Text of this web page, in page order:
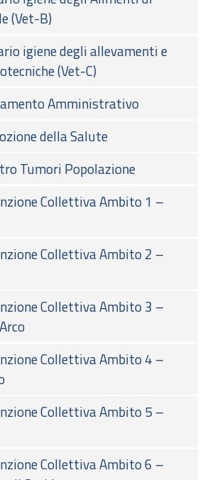
(Vet-B)
igiene degli allevamenti e
(Vet-C)
Amministrativo
della Salute
Tumori Popolazione
Collettiva Ambito 1 –
Collettiva Ambito 2 –
Collettiva Ambito 3 –
Collettiva Ambito 4 –
Collettiva Ambito 5 –
Collettiva Ambito 6 –